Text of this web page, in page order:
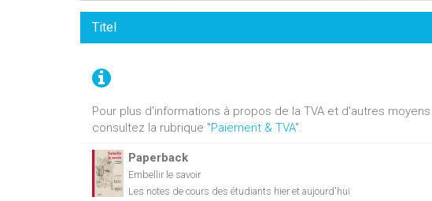
Pour plus d'informations à propos de la TVA et d'autres
consultez la rubrique "Paiement & TVA".
Titel
Paperback
Embellir le savoir
Les notes de cours des étudiants hier et aujourd'hui